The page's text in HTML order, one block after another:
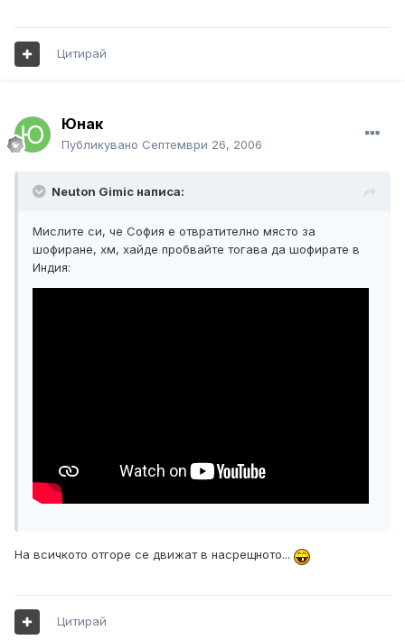
Цитирай
Юнак
Публикувано Септември 26, 2006
Neuton Gimic написа:
Мислите си, че София е отвратително място за
шофиране, хм, хайде пробвайте тогава да шофирате в
Индия:
На всичкото отгоре се движат в насрещното...
Цитирай